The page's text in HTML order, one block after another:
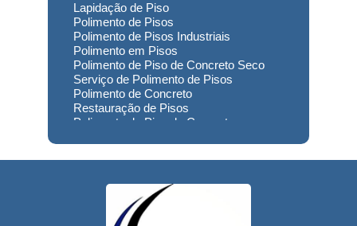
Lapidação de Piso
Polimento de Pisos
Polimento de Pisos Industriais
Polimento em Pisos
Polimento de Piso de Concreto Seco
Serviço de Polimento de Pisos
Polimento de Concreto
Restauração de Pisos
Polimento de Piso de Concreto
Preço
Restauração de Piso de Concreto
Polimento do Concreto
Serviço de Polimento de Concreto